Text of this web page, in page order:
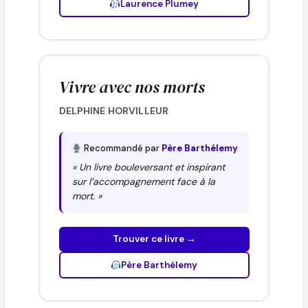
Laurence Plumey
Vivre avec nos morts
DELPHINE HORVILLEUR
Recommandé par Père Barthélemy
« Un livre bouleversant et inspirant
sur l’accompagnement face à la
mort. »
Trouver ce livre →
Père Barthélemy